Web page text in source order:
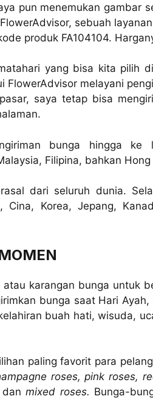
pun menemukan gambar
sebuah
produk FA104104.
yang bisa kita pilih
FlowerAdvisor melayani
saya tetap bisa
bunga hingga
Filipina, bahkan Hong
dari seluruh dunia.
Cina, Korea, Jepang,
karangan bunga untuk
bunga saat Hari
buah hati, wisuda,
paling favorit para
roses, pink roses,
dan mixed roses. Bunga-